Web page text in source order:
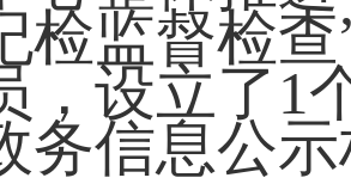
检监督检
，设立了1
务信息公